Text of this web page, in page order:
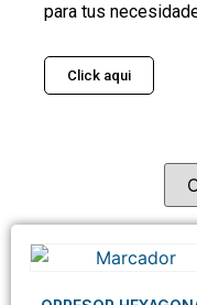
para tus
Click aqui